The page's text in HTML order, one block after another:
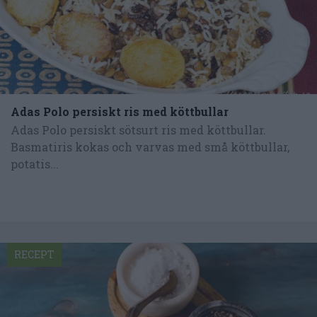
Adas Polo persiskt ris med köttbullar
Adas Polo persiskt sötsurt ris med köttbullar.
Basmatiris kokas och varvas med små köttbullar,
potatis...
RECEPT